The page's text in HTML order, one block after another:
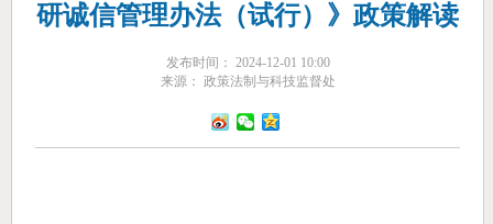
研诚信管理办法（试行）》政策解读
发布时间： 2024-12-01 10:00
来源： 政策法制与科技监督处